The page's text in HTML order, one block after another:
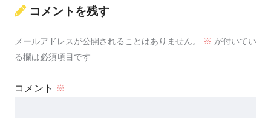
コメントを残す
メールアドレスが公開されることはありません。 ※ が付いてい
る欄は必須項目です
コメント ※